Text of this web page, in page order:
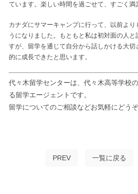
ています。楽しい時間を過ごせて、すごく満
カナダにサマーキャンプに行って、以前より
うになりました。もともと私は初対面の人
すが、留学を通じて自分から話しかける大切
的に成長できたと思います。
代々木留学センターは、代々木高等学校
る留学エージェントです。
留学についてのご相談などお気軽にどう
PREV 一覧に戻る